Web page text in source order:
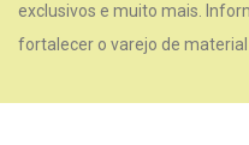
exclusivos e muito mais.
fortalecer o varejo de material